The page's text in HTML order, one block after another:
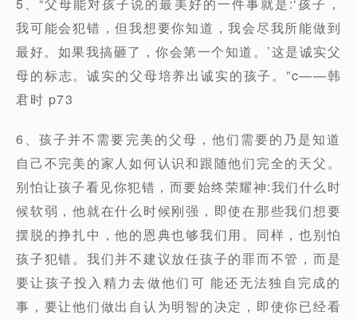
我可能会犯错，但我想要你知道，我会尽我所能做到
最好。如果我搞砸了，你会第一个知道。’这是诚实父
母的标志。诚实的父母培养出诚实的孩子。”c——韩
君时 p73
6、孩子并不需要完美的父母，他们需要的乃是知道
自己不完美的家人如何认识和跟随他们完全的天父。
别怕让孩子看见你犯错，而要始终荣耀神:我们什么时
候软弱，他就在什么时候刚强，即使在那些我们想要
摆脱的挣扎中，他的恩典也够我们用。同样，也别怕
孩子犯错。我们并不建议放任孩子的罪而不管，而是
要让孩子投入精力去做他们可 能还无法独自完成的
事，要让他们做出自认为明智的决定，即使你已经看